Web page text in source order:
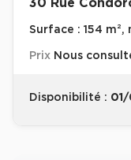
Collections de
Logistique urbaine
30 Rue
Surface : 154 m²,
Prix Nous
Disponibilité :